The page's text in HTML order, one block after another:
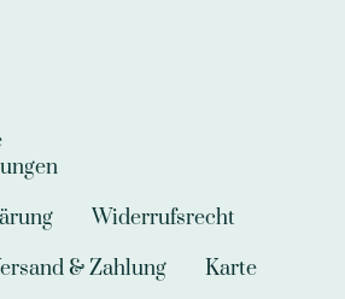
Widerrufsrecht
& Zahlung Karte